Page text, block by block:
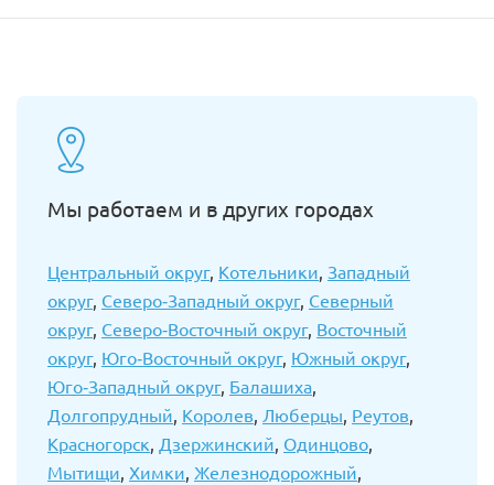
Мы работаем и в других городах
Центральный округ, Котельники Западный
округ, Северо-Западный округ, Северный
округ, Северо-Восточный округ, Восточный
округ, Юго-Восточный округ, Южный округ,
Юго-Западный округ, Балашиха
Долгопрудный Королев Люберцы Реутов
Красногорск Дзержинский Одинцово
Мытищи Химки Железнодорожный